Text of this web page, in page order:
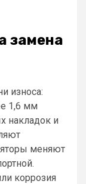
замена
износа:
1,6 мм
накладок и
меняют
коррозия